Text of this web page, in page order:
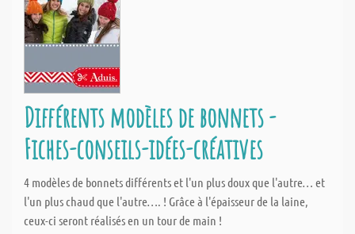
Différents modèles de bonnets -
Fiches-conseils-idées-créatives
4 modèles de bonnets différents et l'un plus doux que l'autre… et
l'un plus chaud que l'autre…. ! Grâce à l'épaisseur de la laine,
ceux-ci seront réalisés en un tour de main !